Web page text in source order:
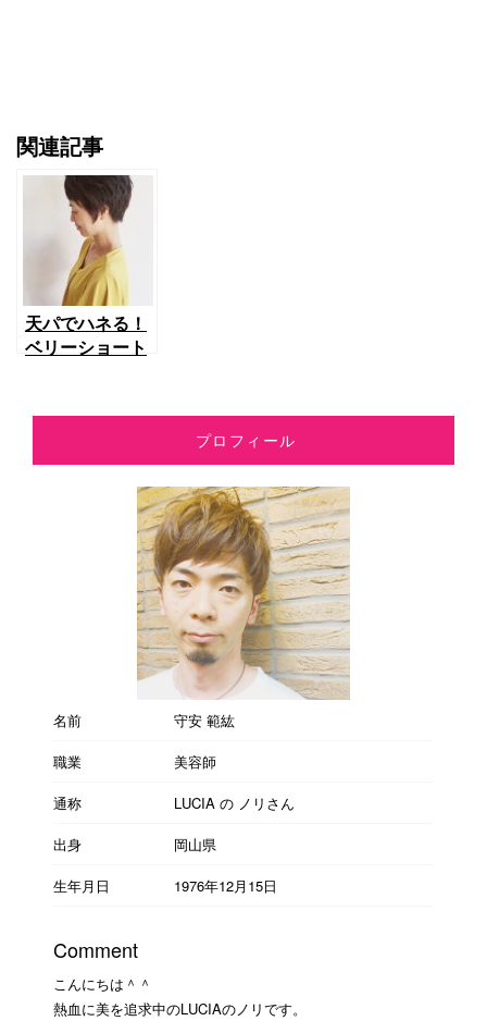
関連記事
天パでハネる！
ベリーショート
フォーの魅力を
長さって？
プロフィール
名前
守安 範紘
職業
美容師
通称
LUCIA の ノリさん
出身
岡山県
生年月日
1976年12月15日
Comment
こんにちは＾＾
熱血に美を追求中のLUCIAのノリです。